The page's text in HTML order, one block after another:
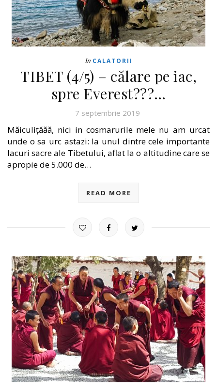
In CALATORII
TIBET (4/5) – călare pe iac,
spre Everest???…
7 septembrie 2019
Măiculițăăă, nici in cosmarurile mele nu am urcat
unde o sa urc astazi: la unul dintre cele importante
lacuri sacre ale Tibetului, aflat la o altitudine care se
apropie de 5.000 de…
READ MORE